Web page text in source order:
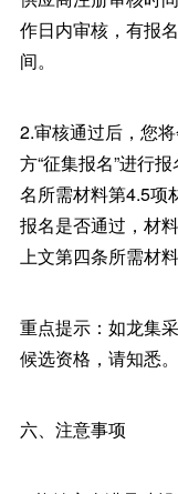
作日内审核，有报
间。
2.审核通过后，您
方“征集报名”进行
名所需材料第4.5项
报名是否通过，材
上文第四条所需材
重点提示：如龙集
候选资格，请知悉。
六、注意事项